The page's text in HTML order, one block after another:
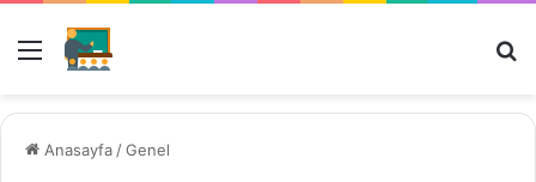
Menü
Anasayfa /Genel